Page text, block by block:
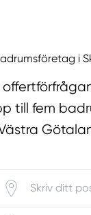
i
till fem